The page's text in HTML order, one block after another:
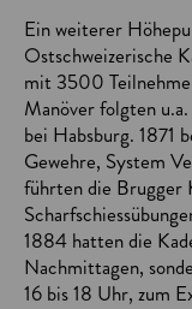
Ein weiterer
Ostschweizerische
mit 3500
Manöver folgten
bei Habsburg. 1871
Gewehre, System
führten die Brugger
1884 hatten die
Nachmittagen,
16 bis 18 Uhr, zum